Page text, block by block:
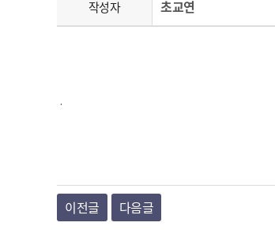
작성자 초교연
.
이전글 다음글